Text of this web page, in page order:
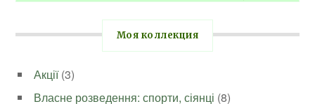
Моя коллекция
Акції(3)
Власне розведення: спорти, сіянці (8)